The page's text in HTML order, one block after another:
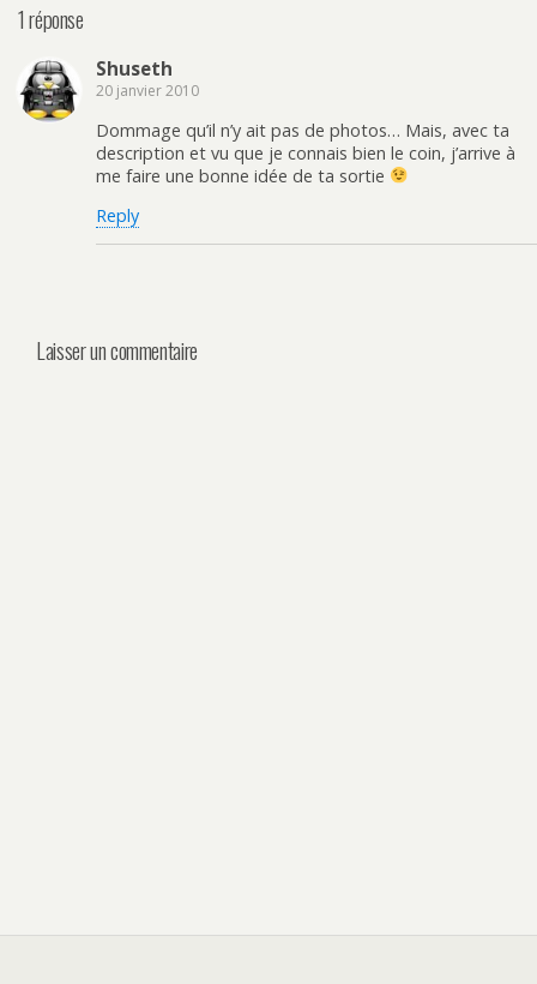
1 réponse
Shuseth
20 janvier 2010
Dommage qu’il n’y ait pas de photos… Mais, avec ta
description et vu que je connais bien le coin, j’arrive à
me faire une bonne idée de ta sortie
Reply
Laisser un commentaire